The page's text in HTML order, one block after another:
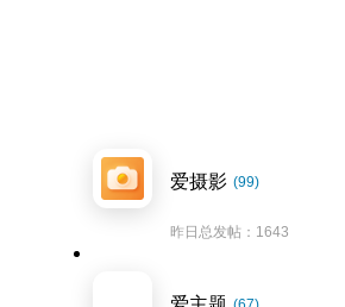
爱摄影 (99)
昨日总发帖：1643